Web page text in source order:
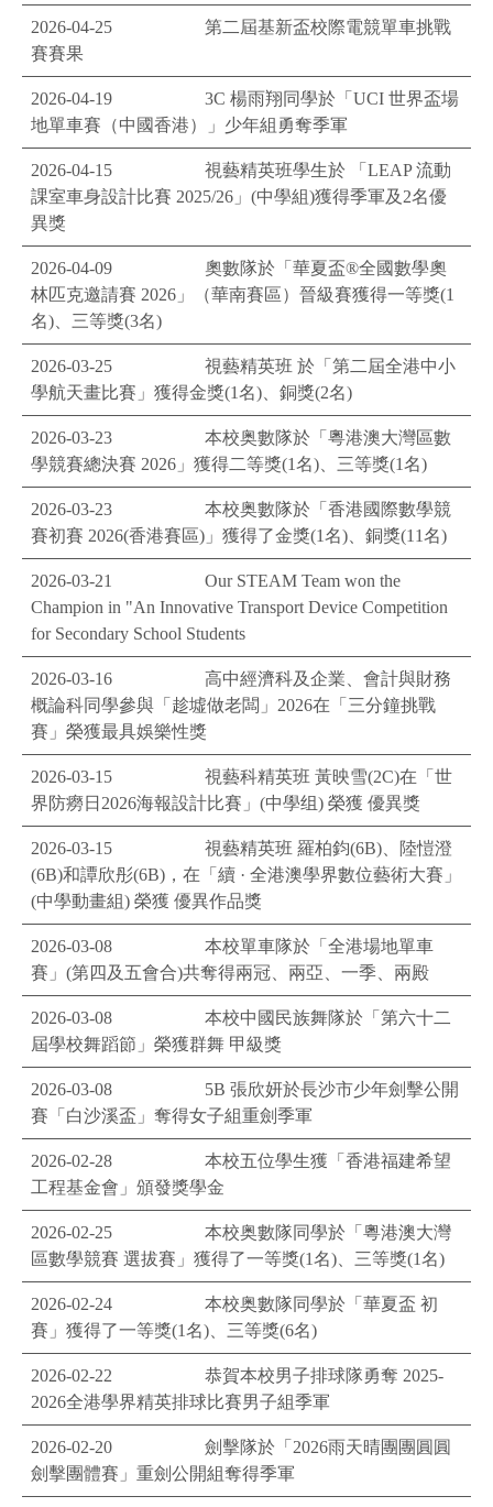
2026-04-25
第二屆基新盃校際電競單車挑戰
賽賽果
2026-04-19
3C 楊雨翔同學於「UCI 世界盃場
地單車賽（中國香港）」少年組勇奪季軍
2026-04-15
視藝精英班學生於 「LEAP 流動
課室車身設計比賽 2025/26」(中學組)獲得季軍及2名優
異獎
2026-04-09
奧數隊於「華夏盃®️全國數學奧
林匹克邀請賽 2026」（華南賽區）晉級賽獲得一等獎(1
名)、三等獎(3名)
2026-03-25
視藝精英班 於「第二屆全港中小
學航天畫比賽」獲得金獎(1名)、銅獎(2名)
2026-03-23
本校奥數隊於「粵港澳大灣區數
學競賽總決賽 2026」獲得二等獎(1名)、三等獎(1名)
2026-03-23
本校奥數隊於「香港國際數學競
賽初賽 2026(香港賽區)」獲得了金獎(1名)、銅獎(11名)
2026-03-21
Our STEAM Team won the
Champion in "An Innovative Transport Device Competition
for Secondary School Students
2026-03-16
高中經濟科及企業、會計與財務
概論科同學參與「趁墟做老闆」2026在「三分鐘挑戰
賽」榮獲最具娛樂性獎
2026-03-15
視藝科精英班 黃映雪(2C)在「世
界防癆日2026海報設計比賽」(中學组) 榮獲 優異獎
2026-03-15
視藝精英班 羅柏鈞(6B)、陸愷澄
(6B)和譚欣彤(6B)，在「續 · 全港澳學界數位藝術大賽」
(中學動畫組) 榮獲 優異作品獎
2026-03-08
本校單車隊於「全港場地單車
賽」(第四及五會合)共奪得兩冠、兩亞、一季、兩殿
2026-03-08
本校中國民族舞隊於「第六十二
屆學校舞蹈節」榮獲群舞 甲級獎
2026-03-08
5B 張欣妍於長沙市少年劍擊公開
賽「白沙溪盃」奪得女子組重劍季軍
2026-02-28
本校五位學生獲「香港福建希望
工程基金會」頒發獎學金
2026-02-25
本校奥數隊同學於「粵港澳大灣
區數學競賽 選拔賽」獲得了一等獎(1名)、三等獎(1名)
2026-02-24
本校奥數隊同學於「華夏盃 初
賽」獲得了一等獎(1名)、三等獎(6名)
2026-02-22
恭賀本校男子排球隊勇奪 2025-
2026全港學界精英排球比賽男子組季軍
2026-02-20
劍擊隊於「2026雨天晴團團圓圓
劍擊團體賽」重劍公開組奪得季軍